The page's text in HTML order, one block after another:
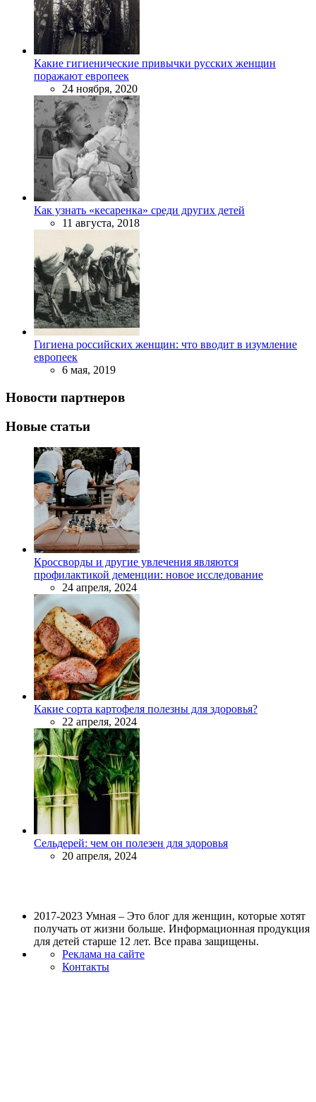
Какие гигиенические привычки русских женщин
поражают европеек
24 ноября, 2020
Как узнать «кесаренка» среди других детей
11 августа, 2018
Гигиена российских женщин: что вводит в изумление
европеек
6 мая, 2019
Новости партнеров
Новые статьи
Кроссворды и другие увлечения являются
профилактикой деменции: новое исследование
24 апреля, 2024
Какие сорта картофеля полезны для здоровья?
22 апреля, 2024
Сельдерей: чем он полезен для здоровья
20 апреля, 2024
2017-2023 Умная – Это блог для женщин, которые хотят
получать от жизни больше. Информационная продукция
для детей старше 12 лет. Все права защищены.
Реклама на сайте
Контакты